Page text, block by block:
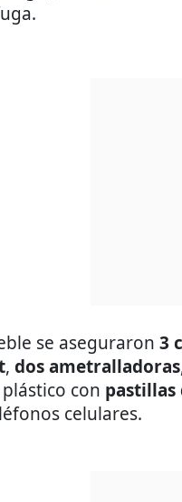
se aseguraron 3
, dos ametralladoras
con pastillas
celulares.